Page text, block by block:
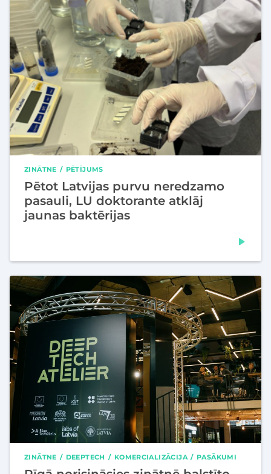
ZINĀTNE PĒTĪJUMS
Pētot Latvijas purvu neredzamo
pasauli, LU doktorante atklāj
jaunas baktērijas
ZINĀTNE DEEPTECH KOMERCIALIZĀCIJA PASĀKUMI